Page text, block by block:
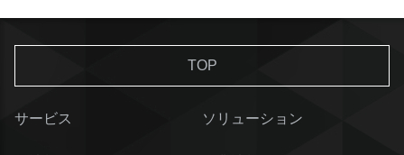
TOP
サービス ソリューション